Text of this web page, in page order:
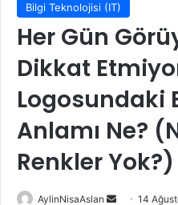
Bilgi Teknolojisi (IT)
Her Gün
Dikkat
Logosundaki
Anlamı Ne?
Renkler Yok?)
AylinNisaAslan
Bir
14